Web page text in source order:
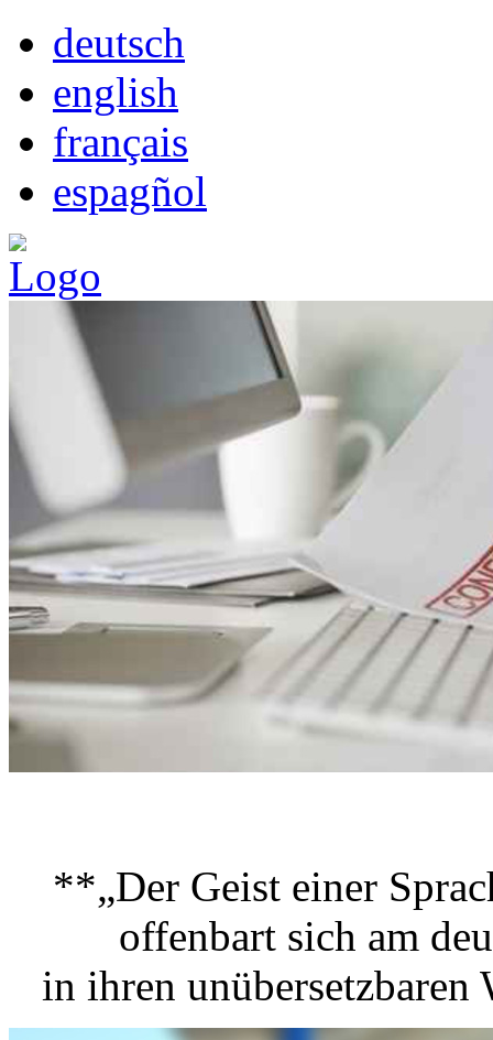
deutsch
english
français
espagñol
**„Der Geist einer
offenbart sich am
in ihren unübersetzbaren